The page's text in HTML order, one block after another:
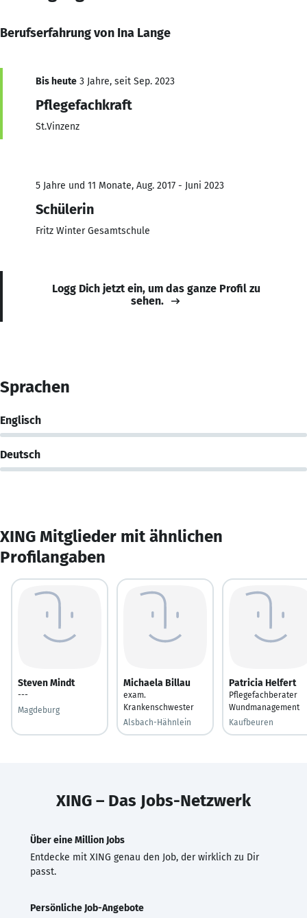
Berufserfahrung von Ina Lange
Bis heute 3 Jahre, seit Sep. 2023
Pflegefachkraft
St.Vinzenz
5 Jahre und 11 Monate, Aug. 2017 - Juni 2023
Schülerin
Fritz Winter Gesamtschule
Logg Dich jetzt ein, um das ganze Profil zu
sehen.
Sprachen
Englisch
Deutsch
XING Mitglieder mit ähnlichen
Profilangaben
Steven Mindt
---
Magdeburg
Michaela Billau
exam.
Krankenschwester
Alsbach-Hähnlein
Patricia Helfert
Pflegefachberater
Wundmanagement
Kaufbeuren
XING – Das Jobs-Netzwerk
Über eine Million Jobs
Entdecke mit XING genau den Job, der wirklich zu Dir
passt.
Persönliche Job-Angebote